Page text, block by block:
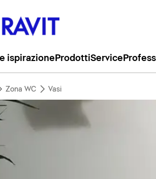
ispirazione ProdottiService
Zona WC Vasi